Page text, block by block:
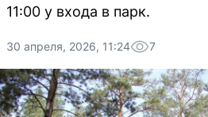
11:00 у входа в парк.
30 апреля, 2026, 11:24 7